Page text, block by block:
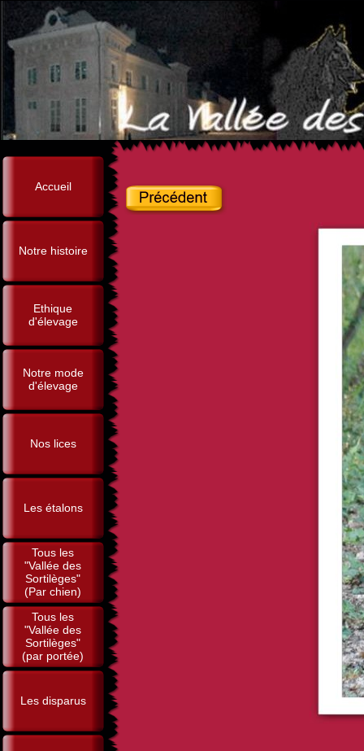
Accueil
Notre histoire
Ethique
d'élevage
Notre mode
d'élevage
Nos lices
Les étalons
Tous les
"Vallée des
Sortilèges"
(Par chien)
Tous les
"Vallée des
Sortilèges"
(par portée)
Les disparus